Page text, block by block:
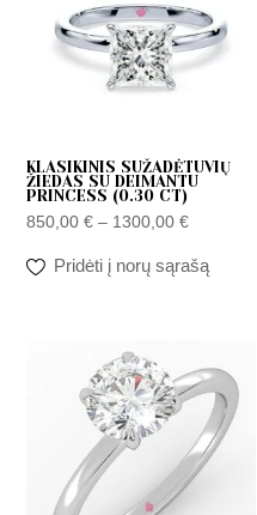
KLASIKINIS SUŽADĖTUVIŲ
ŽIEDAS SU DEIMANTU
PRINCESS (0.30 CT)
850,00€ – 1300,00€
1300,00 €
Pridėti į norų sąrašą
range:
890,00 €
through
1850,00 €